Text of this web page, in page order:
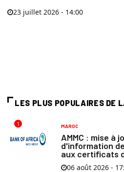
23 juillet 2026 - 14:00
LES PLUS POPULAIRES DE
1 MAROC
AMMC : mise à
d'information
aux certificats
06 août 2026 -